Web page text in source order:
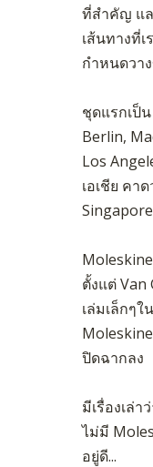
ที่สำคัญ แ
เส้นทางที่
กำหนดวา
ชุดแรกเป็
Berlin,
Los
เอเชีย คา
ตั้งแต่ Van
เล่มเล็กๆ
ปิดฉากลง
มีเรื่องเล่
ไม่มี
อยู่ดี...